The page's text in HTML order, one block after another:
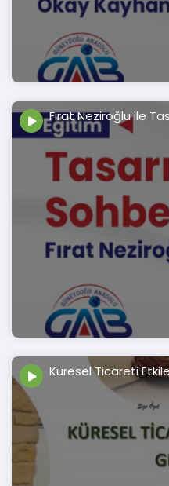
Fırat Neziroğlu ile
Küresel Ticareti